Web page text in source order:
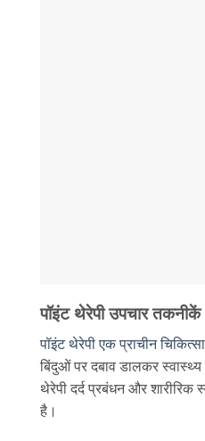
पॉइंट थेरेपी उपचार तकनीकें
पॉइंट थेरेपी एक प्राचीन चिकित्सा
बिंदुओं पर दबाव डालकर
थेरेपी दर्द प्रबंधन और शारीरिक
है।